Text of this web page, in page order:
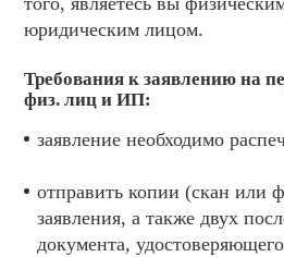
юридическим лицом.
Требования к заявлению на
физ. лиц и ИП:
заявление необходимо
отправить копии (скан или
заявления, а также двух
документа,